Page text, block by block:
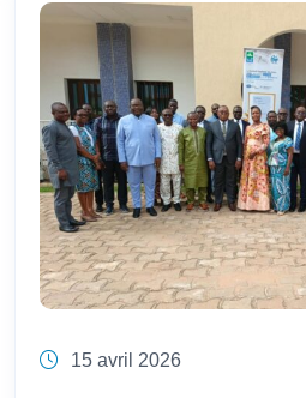
15 avril 2026